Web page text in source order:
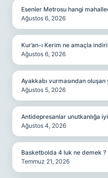
Esenler Metrosu hangi
Ağustos 6, 2026
Kur’an-ı Kerim ne amaçla
Ağustos 6, 2026
Ayakkabı vurmasından
Ağustos 5, 2026
Antidepresanlar unutkanlığa
Ağustos 4, 2026
Basketbolda 4 luk ne demek ?
Temmuz 21, 2026